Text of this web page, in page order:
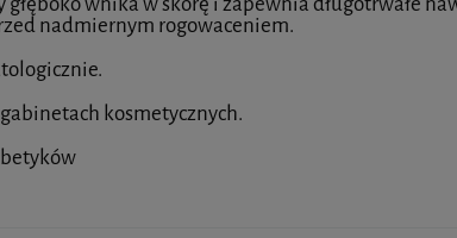
nadmiernym rogowaceniem.
kosmetycznych.